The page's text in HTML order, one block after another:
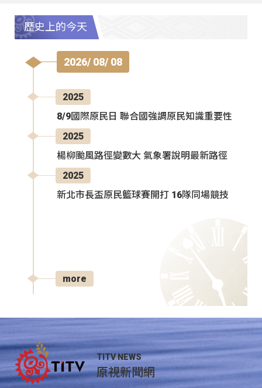
歷史上的今天
2026/ 08/ 08
2025
8/9國際原民日 聯合國強調原民知識重要性
2025
楊柳颱風路徑變數大 氣象署說明最新路徑
2025
新北市長盃原民籃球賽開打 16隊同場競技
more
TITV NEWS
原視新聞網